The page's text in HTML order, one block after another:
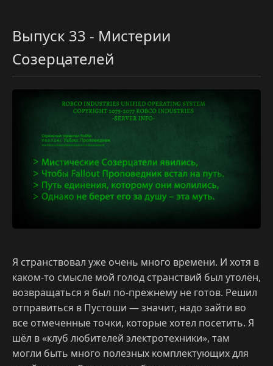
Выпуск 33 - Мистерии
Созерцателей
Я странствовал уже очень много времени. И хотя в
каком-то смысле мой голод странствий был утолён,
возвращаться я был по-прежнему не готов. Решил
отправиться в Пустоши — значит, надо зайти во
все отмеченные точки, которые хотел посетить. Я
шёл в «клуб любителей электротехники», там
могли быть много полезных комплектующих для